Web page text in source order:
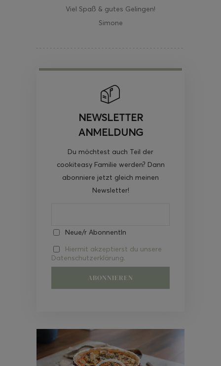
Viel Spaß & gutes Gelingen!
Simone
NEWSLETTER
ANMELDUNG
Du möchtest auch Teil der
cookiteasy Familie werden? Dann
abonniere jetzt gleich meinen
Newsletter!
Neue/r AbonnentIn
Hiermit akzeptierst du unsere
Datenschutzerklärung.
Video-